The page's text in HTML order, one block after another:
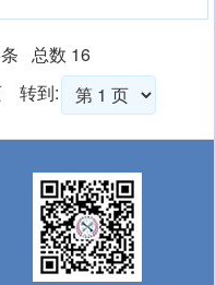
总数 16
转到: